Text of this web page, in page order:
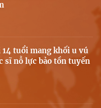
14 tuổi mang khối u vú
sĩ nỗ lực bảo tồn tuyến